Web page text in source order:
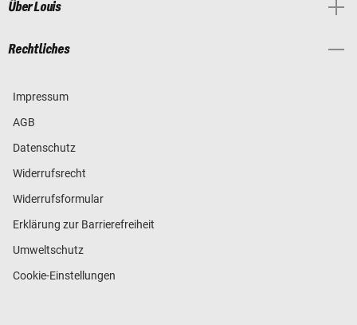
Über Louis
Rechtliches
Impressum
AGB
Datenschutz
Widerrufsrecht
Widerrufsformular
Erklärung zur Barrierefreiheit
Umweltschutz
Cookie-Einstellungen